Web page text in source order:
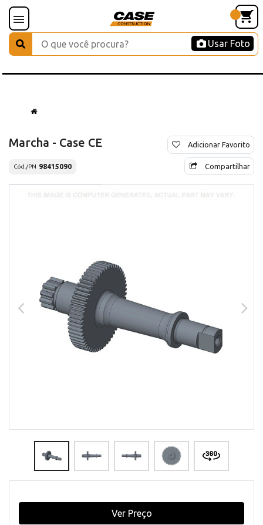
Usar Foto
Marcha - Case CE
Cód./PN 98415090
Adicionar Favorito
Compartilhar
Ver Preço